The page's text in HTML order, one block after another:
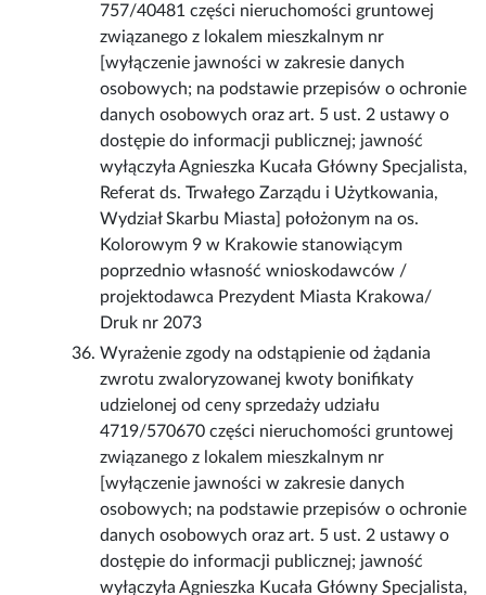
757/40481 części nieruchomości gruntowej
związanego z lokalem mieszkalnym nr
[wyłączenie jawności w zakresie danych
osobowych; na podstawie przepisów o ochronie
danych osobowych oraz art. 5 ust. 2 ustawy o
dostępie do informacji publicznej; jawność
wyłączyła Agnieszka Kucała Główny Specjalista,
Referat ds. Trwałego Zarządu i Użytkowania,
Wydział Skarbu Miasta] położonym na os.
Kolorowym 9 w Krakowie stanowiącym
poprzednio własność wnioskodawców /
projektodawca Prezydent Miasta Krakowa/
Druk nr 2073
Wyrażenie zgody na odstąpienie od żądania
zwrotu zwaloryzowanej kwoty bonifikaty
udzielonej od ceny sprzedaży udziału
4719/570670 części nieruchomości gruntowej
związanego z lokalem mieszkalnym nr
[wyłączenie jawności w zakresie danych
osobowych; na podstawie przepisów o ochronie
danych osobowych oraz art. 5 ust. 2 ustawy o
dostępie do informacji publicznej; jawność
wyłączyła Agnieszka Kucała Główny Specjalista,